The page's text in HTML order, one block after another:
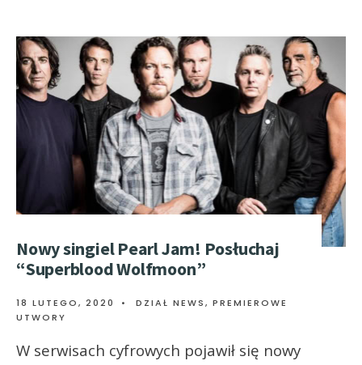
Nowy singiel Pearl Jam! Posłuchaj
“Superblood Wolfmoon”
18 LUTEGO, 2020 • DZIAŁ NEWS, PREMIEROWE
UTWORY
W serwisach cyfrowych pojawił się nowy